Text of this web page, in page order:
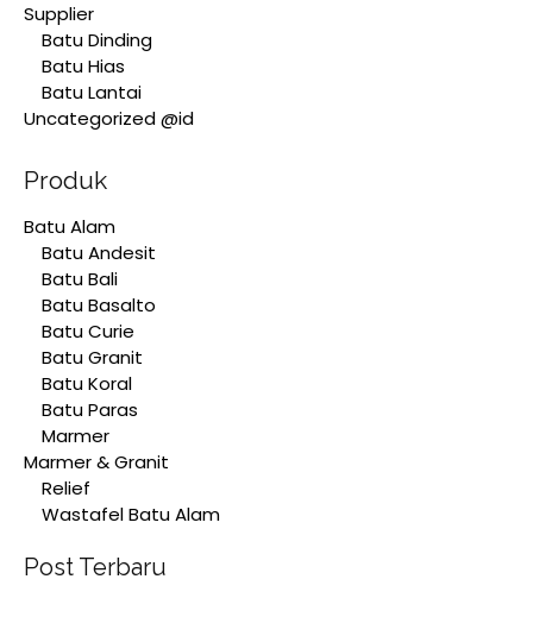
Supplier
Batu Dinding
Batu Hias
Batu Lantai
Uncategorized @id
Produk
Batu Alam
Batu Andesit
Batu Bali
Batu Basalto
Batu Curie
Batu Granit
Batu Koral
Batu Paras
Marmer
Marmer & Granit
Relief
Wastafel Batu Alam
Post Terbaru